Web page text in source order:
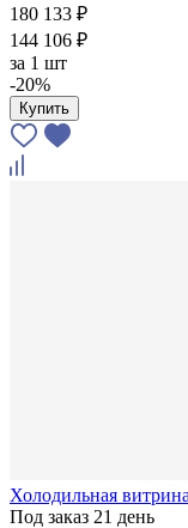
180 133 ₽
144 106 ₽
за 1 шт
-20%
Купить
Холодильная
Под заказ 21 день